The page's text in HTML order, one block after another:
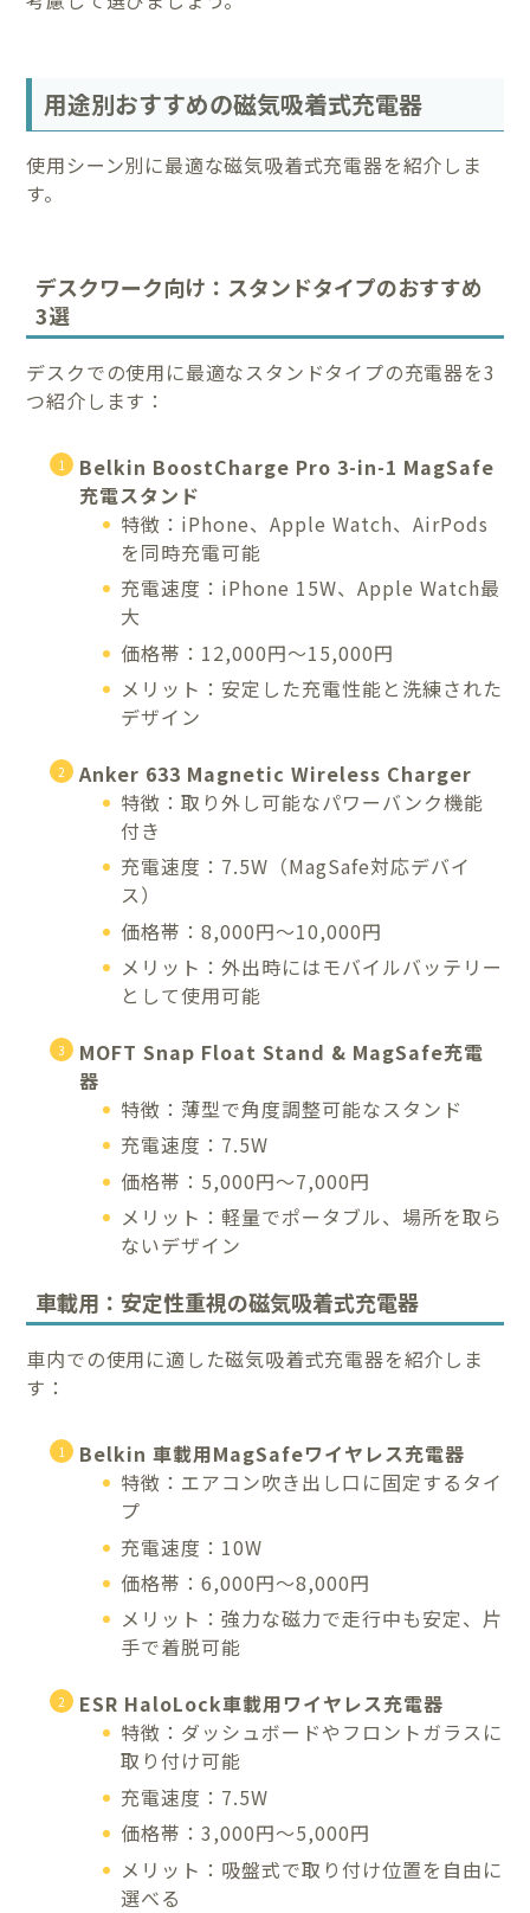
用途別おすすめの磁気吸着式充電器
使用シーン別に最適な磁気吸着式充電器を紹介しま
す。
デスクワーク向け：スタンドタイプのおすすめ
3選
デスクでの使用に最適なスタンドタイプの充電器を3
つ紹介します：
Belkin BoostCharge Pro 3-in-1 MagSafe
充電スタンド
特徴：iPhone、Apple Watch、AirPods
を同時充電可能
充電速度：iPhone 15W、Apple Watch最
大
価格帯：12,000円〜15,000円
メリット：安定した充電性能と洗練された
デザイン
Anker 633 Magnetic Wireless Charger
特徴：取り外し可能なパワーバンク機能
付き
充電速度：7.5W（MagSafe対応デバイ
ス）
価格帯：8,000円〜10,000円
メリット：外出時にはモバイルバッテリー
として使用可能
MOFT Snap Float Stand & MagSafe充電
器
特徴：薄型で角度調整可能なスタンド
充電速度：7.5W
価格帯：5,000円〜7,000円
メリット：軽量でポータブル、場所を取ら
ないデザイン
車載用：安定性重視の磁気吸着式充電器
車内での使用に適した磁気吸着式充電器を紹介しま
す：
Belkin 車載用MagSafeワイヤレス充電器
特徴：エアコン吹き出し口に固定するタイ
プ
充電速度：10W
価格帯：6,000円〜8,000円
メリット：強力な磁力で走行中も安定、片
手で着脱可能
ESR HaloLock車載用ワイヤレス充電器
特徴：ダッシュボードやフロントガラスに
取り付け可能
充電速度：7.5W
価格帯：3,000円〜5,000円
メリット：吸盤式で取り付け位置を自由に
選べる